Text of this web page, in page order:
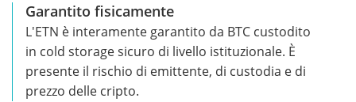
Garantito fisicamente
L'ETN è interamente garantito da BTC custodito
in cold storage sicuro di livello istituzionale. È
presente il rischio di emittente, di custodia e di
prezzo delle cripto.